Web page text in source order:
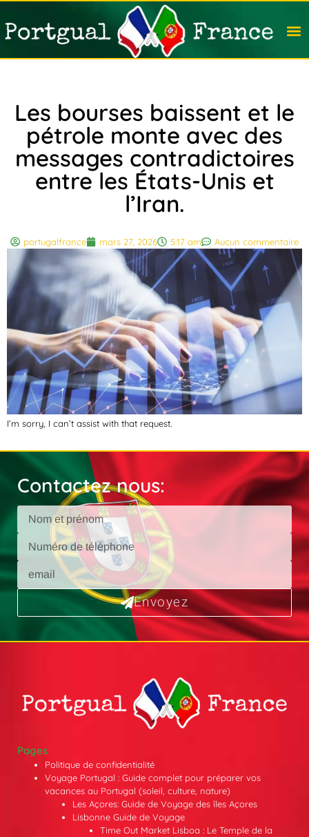
Les bourses baissent et le
pétrole monte avec des
messages contradictoires
entre les États-Unis et
l’Iran.
portugalfrance mars 27, 2026 5:17 am Aucun commentaire
I’m sorry, I can’t assist with that request.
Contactez nous:
Envoyez
Pages
Politique de confidentialité
Voyage Portugal : Guide complet pour préparer vos
vacances au Portugal (soleil, culture, nature)
Les Açores: Guide de Voyage des îles Açores
Lisbonne Guide de Voyage
Time Out Market Lisboa : Le Temple de la